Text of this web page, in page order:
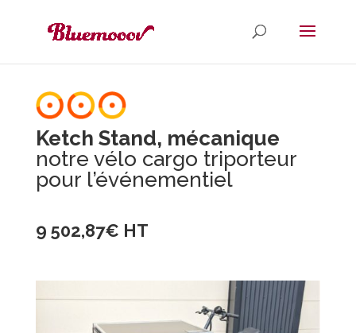
Ketch Stand, mécanique
notre vélo cargo triporteur
pour l’événementiel
9 502,87€ HT